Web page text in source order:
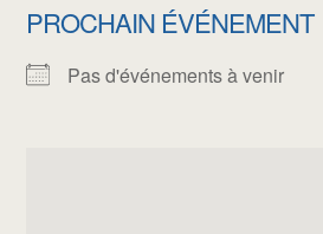
PROCHAIN ÉVÉNEMENT
Pas d'événements à venir